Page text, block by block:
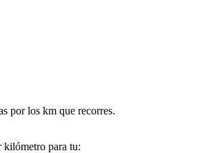
por los km que recorres.
kilómetro para tu: